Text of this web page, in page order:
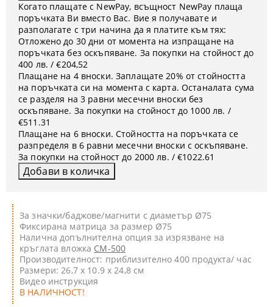
За значки/баджове/магнити с диаметър Ø75
Фиксирана матрица за размер Ø75
Налична допълнителна опция за изрязване на
кръглата вложка CM-500
Производителност: приблизително 400 продукта/ час
Размери: 26,7 x 10.9 x 24,8 см
Видео инструкция
В НАЛИЧНОСТ!
Когато плащате с NewPay, всъщност NewPay плаща
поръчката Ви вместо Вас. Вие я получавате и
разполагате с три начина да я платите към тях:
Отложено до 30 дни от момента на изпращане на
поръчката без оскъпяване. За покупки на стойност до
400 лв. / €204,52
Плащане на 4 вноски. Заплащате 20% от стойността
на поръчката си на момента с карта. Останалата сума
се разделя на 3 равни месечни вноски без
оскъпяване. За покупки на стойност до 1000 лв. /
€511.31
Плащане на 6 вноски. Стойността на поръчката се
разпределя в 6 равни месечни вноски с оскъпяване.
За покупки на стойност до 2000 лв. / €1022.61